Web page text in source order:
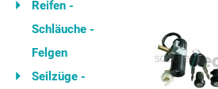
Reifen -
Schläuche -
Felgen
Seilzüge -